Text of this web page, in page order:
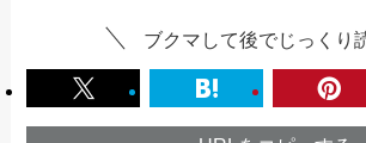
ブクマして後でじっくり